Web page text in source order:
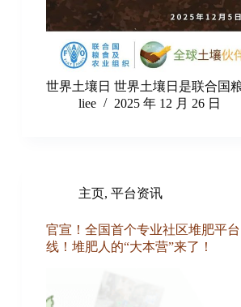
世界土壤日 世界土壤日是联合国
liee
2025 年 12 月 26 日
主页, 平台资讯
官宣！全国首个专业社区堆肥平
线！堆肥人的“大本营”来了！